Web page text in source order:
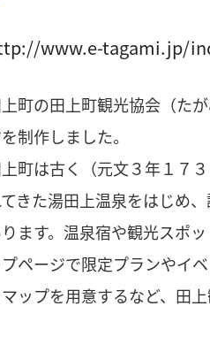
www.e-tagami.jp/
町の田上町観光協会（た
制作しました。
町は古く（元文３年１７
きた湯田上温泉をはじめ
ます。温泉宿や観光スポ
プページで限定プランやイ
マップを用意するなど、田